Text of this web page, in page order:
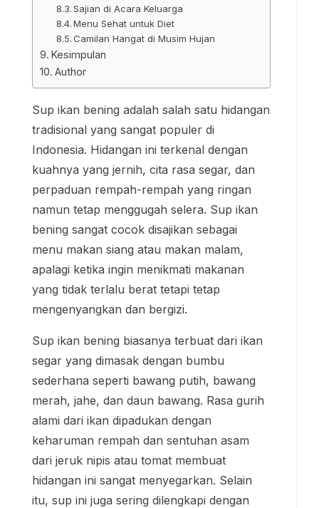
Sajian di Acara Keluarga
Menu Sehat untuk Diet
Camilan Hangat di Musim Hujan
Kesimpulan
Author
Sup ikan bening adalah salah satu hidangan
tradisional yang sangat populer di
Indonesia. Hidangan ini terkenal dengan
kuahnya yang jernih, cita rasa segar, dan
perpaduan rempah-rempah yang ringan
namun tetap menggugah selera. Sup ikan
bening sangat cocok disajikan sebagai
menu makan siang atau makan malam,
apalagi ketika ingin menikmati makanan
yang tidak terlalu berat tetapi tetap
mengenyangkan dan bergizi.
Sup ikan bening biasanya terbuat dari ikan
segar yang dimasak dengan bumbu
sederhana seperti bawang putih, bawang
merah, jahe, dan daun bawang. Rasa gurih
alami dari ikan dipadukan dengan
keharuman rempah dan sentuhan asam
dari jeruk nipis atau tomat membuat
hidangan ini sangat menyegarkan. Selain
itu, sup ini juga sering dilengkapi dengan